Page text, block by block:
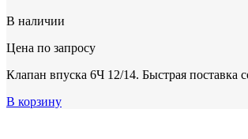
В наличии
Цена по запросу
Клапан впуска 6Ч 12/14. Быстрая поставка
В корзину